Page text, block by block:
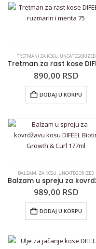
TRETMANI ZA KOSU, UNCATEGORIZED
890,00 RSD
DODAJ U KORPU
BALZAMI ZA KOSU, UNCATEGORIZED
989,00 RSD
DODAJ U KORPU